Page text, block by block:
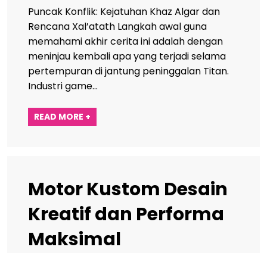
Puncak Konflik: Kejatuhan Khaz Algar dan
Rencana Xal’atath Langkah awal guna
memahami akhir cerita ini adalah dengan
meninjau kembali apa yang terjadi selama
pertempuran di jantung peninggalan Titan.
Industri game…
READ MORE +
Motor Kustom Desain
Kreatif dan Performa
Maksimal